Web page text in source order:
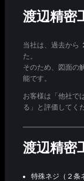
渡辺精密
当社は、過去から
た。
そのため、図面の
能です。
お客様は「他社で
る」と評価してく
渡辺精密
特殊ネジ（２条